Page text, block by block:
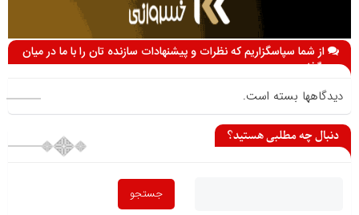
از شما سپاسگزاریم که نظرات و پیشنهادات سازنده تان را با ما در میان
می گذارید
دیدگاهها بسته است.
دنبال چه مطلبی هستید؟